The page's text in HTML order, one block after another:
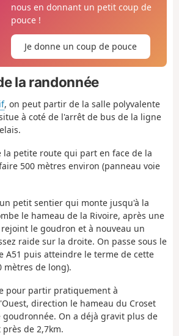
nous en donnant un petit coup de
pouce !
Je donne un coup de pouce
la randonnée
, on peut partir de la salle polyvalente
à coté de l'arrêt de bus de la ligne
petite route qui part en face de la
500 mètres environ (panneau voie
petit sentier qui monte jusqu'à la
le hameau de la Rivoire, après une
le goudron et à nouveau un
raide sur la droite. On passe sous le
A51 puis atteindre le terme de cette
mètres de long).
pour partir pratiquement à
direction le hameau du Croset
On a déjà gravit plus de
de 2,7km.